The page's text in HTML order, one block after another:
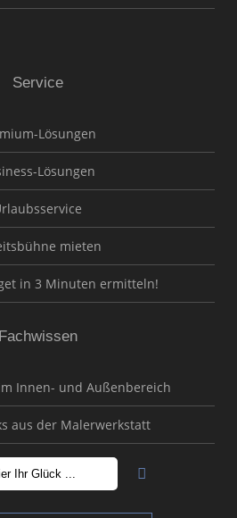
Service
Lösungen
Lösungen
mieten
in 3 Minuten ermitteln!
Fachwissen
Innen- und Außenbereich
aus der Malerwerkstatt